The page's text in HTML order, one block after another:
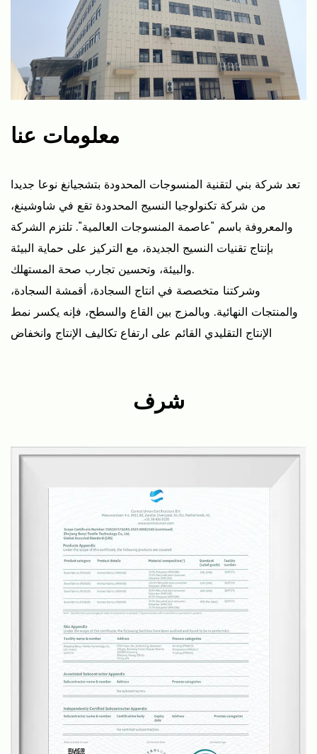
معلومات عنا
تعد شركة بني لتقنية المنسوجات المحدودة بتشجيانغ نوعا جديدا
من شركة تكنولوجيا النسيج المحدودة تقع في شاوشينغ،
والمعروفة باسم "عاصمة المنسوجات العالمية". تلتزم الشركة
بإنتاج تقنيات النسيج الجديدة، مع التركيز على حماية البيئة
والبيئة، وتحسين تجارب صحة المستهلك.
وشركتنا متخصصة في انتاج السجادة، أقمشة السجادة،
والمنتجات النهائية. وبالمزج بين القاع والسطح، فإنه يكسر نمط
الإنتاج التقليدي القائم على ارتفاع تكاليف الإنتاج وانخفاض
ولدى بين مصانعها الخاصة للحياكة والصباغة والطباعة، ومصانع
تجهيز السجادة المنتهية، مما يمكننا من السيطرة على سلسلة
أكثر من 20 مهندسا من مهندسي الأقمشة، نقوم بتطوير
منسوجات جديدة للسجاد كل ثلاثة أشهر استنادا إلى اتجاهات
السوق ويمكننا أيضا تقديم خدمات مصممة وفقا لمتطلبات
إن سجادنا وسجاداتنا ملائمة لمختلف السيناريوهات، بما فيها
غرف الجلوس، غرف النوم، الحمامات، المطابخ، المداخل
والمخارج، وغيرها. إننا فخورون بتقديم منتجات عالية الجودة
وخدمة عملاء ممتازة، وهدفنا أن نصبح مصنعا رائدا للسجاد
والسجاد في الصين وحتى عالميا.
شرف